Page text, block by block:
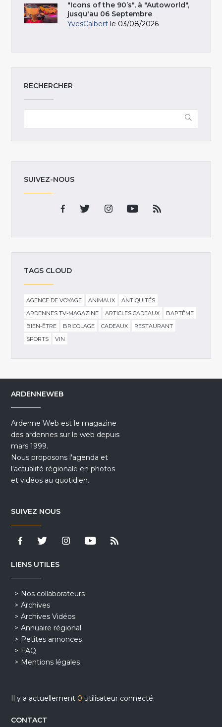
"Icons of the 90’s", à "Autoworld",
jusqu'au 06 Septembre
YvesCalbert le 03/08/2026
RECHERCHER
SUIVEZ-NOUS
TAGS CLOUD
AGENCE DE VOYAGE ANIMAUX
ANTIQUITÉS
ARDENNES TV-MAGAZINE
ARTICLES CADEAUX
BAPTÊME
BIEN-ÊTRE
BRICOLAGE CADEAUX
RESTAURANT
SPORTS
VIN
ARDENNEWEB
Ardenne Web est le magazine
des ardennes sur le web depuis
mars 1999.
Nous proposons l'agenda et
l'actualité régionale en photos
et vidéos au quotidien.
SUIVEZ NOUS
LIENS UTILES
Nos collaborateurs
Archives
Archives Vidéos
Annuaire régional
Petites annonces
FAQ
Mentions légales
Il y a actuellement 0 utilisateur connecté.
CONTACT